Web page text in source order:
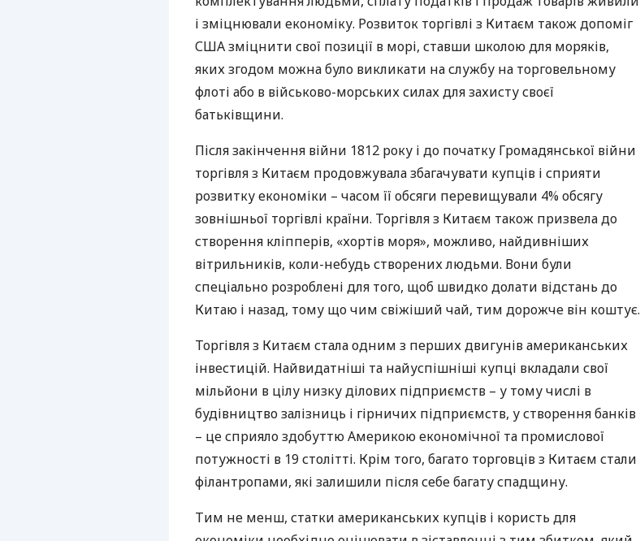
і зміцнювали економіку. Розвиток торгівлі з Китаєм також допоміг
СШАзміцнити свої позиції в морі, ставши школою для моряків,
яких згодом можна було викликати на службу на торговельному
флоті або в військово-морських силах для захисту своєї
батьківщини.
Після закінчення війни 1812 року і до початку Громадянської війни
торгівля з Китаєм продовжувала збагачувати купців і сприяти
розвитку економіки – часом її обсяги перевищували 4% обсягу
зовнішньої торгівлі країни. Торгівля з Китаєм також призвела до
створення кліпперів, «хортів моря», можливо, найдивніших
вітрильників, коли-небудь створених людьми. Вони були
спеціально розроблені для того, щоб швидко долати відстань до
Китаю і назад, тому що чим свіжіший чай, тим дорожче він коштує.
Торгівля з Китаєм стала одним з перших двигунів американських
інвестицій. Найвидатніші та найуспішніші купці вкладали свої
мільйони в цілу низку ділових підприємств – у тому числі в
будівництво залізниць і гірничих підприємств, у створення банків
– це сприяло здобуттю Америкою економічної та промислової
потужності в 19 столітті. Крім того, багато торговців з Китаєм стали
філантропами, які залишили після себе багату спадщину.
Тим не менш, статки американських купців і користь для